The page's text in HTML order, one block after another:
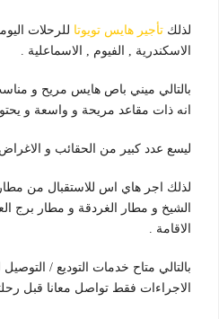
لذلك تأجير هايس تويوتا
الاسكندرية , الفيوم , الاسماعلية .
بالتالي ميني باص هايس مريح و
انه ذات مقاعد مريحة و واسعة و
ليسع عدد كبير من الحقائب و الاغراض
لذلك اجر هاي اس للاستقبال من
الشيخ و مطار الغردقة و مطار برج
الاقامة .
بالتالي متاح خدمات التوديع /
الاجراءات فقط تواصل معانا قبل رحلتك ب 48 ساعة